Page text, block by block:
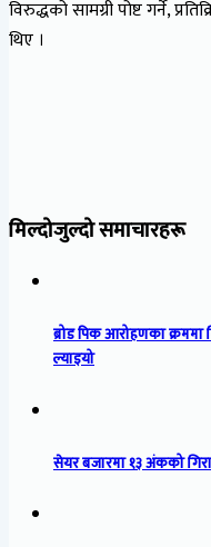
विरुद्धको सामग्री पोष्ट गर्ने,
थिए ।
मिल्दोजुल्दो समाचारहरू
ब्रोड पिक आरोहणका क्रममा
ल्याइयो
सेयर बजारमा १३ अंकको